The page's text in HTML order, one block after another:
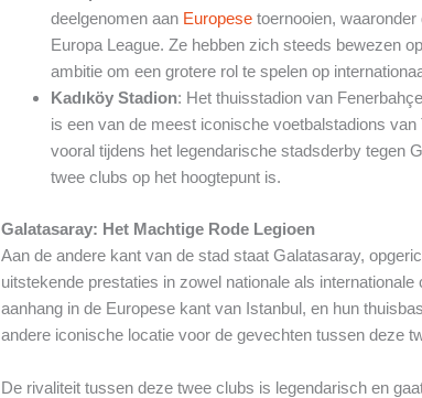
deelgenomen aan Europesetoernooien,
Europa League. Ze hebben zich steeds bewezen
ambitie om een grotere rol te spelen op
Kadıköy Stadion: Het thuisstadion van
is een van de meest iconische voetbalstadions
vooral tijdens het legendarische stadsderby tegen
twee clubs op het hoogtepunt is.
Galatasaray: Het Machtige Rode Legioen
Aan de andere kant van de stad staat Galatasaray,
uitstekende prestaties in zowel nationale als internationale
aanhang in de Europese kant van Istanbul, en hun
andere iconische locatie voor de gevechten tussen deze
De rivaliteit tussen deze twee clubs is legendarisch en